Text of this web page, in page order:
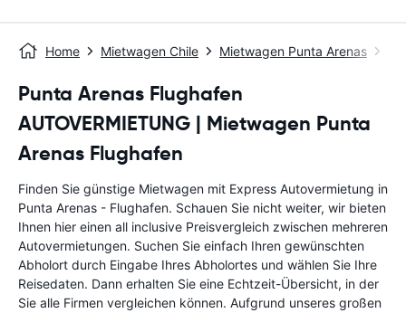
Home Mietwagen Chile Mietwagen Punta Arenas
Punta Arenas Flughafen
AUTOVERMIETUNG | Mietwagen Punta
Arenas Flughafen
Finden Sie günstige Mietwagen mit Express Autovermietung in
Punta Arenas - Flughafen. Schauen Sie nicht weiter, wir bieten
Ihnen hier einen all inclusive Preisvergleich zwischen mehreren
Autovermietungen. Suchen Sie einfach Ihren gewünschten
Abholort durch Eingabe Ihres Abholortes und wählen Sie Ihre
Reisedaten. Dann erhalten Sie eine Echtzeit-Übersicht, in der
Sie alle Firmen vergleichen können. Aufgrund unseres großen